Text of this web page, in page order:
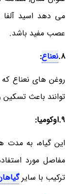
می دهد اسید آلفا
عصب مفید باشد.
8. نعناع:
روغن های نعناع
توانند باعث
9.اوکومیا:
این گیاه، به مدت
مفاصل مورد
ترکیب با سایر